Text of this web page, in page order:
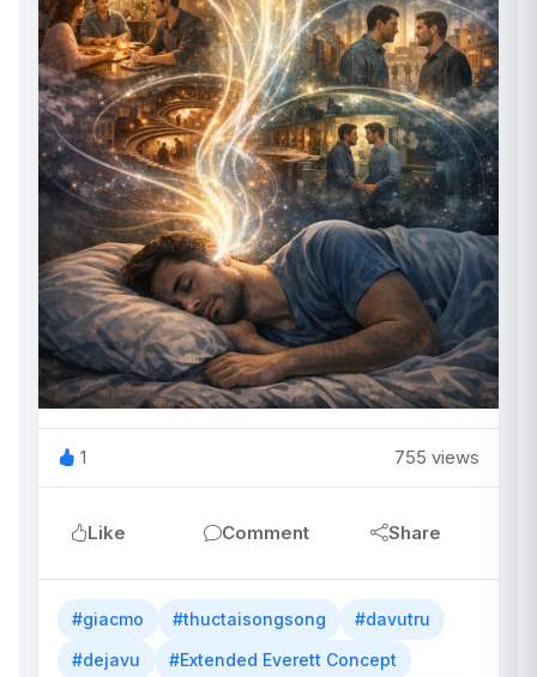
1 755 views
Like Comment Share
#giacmo #thuctaisongsong
#davutru
#dejavu
#Extended Everett Concept